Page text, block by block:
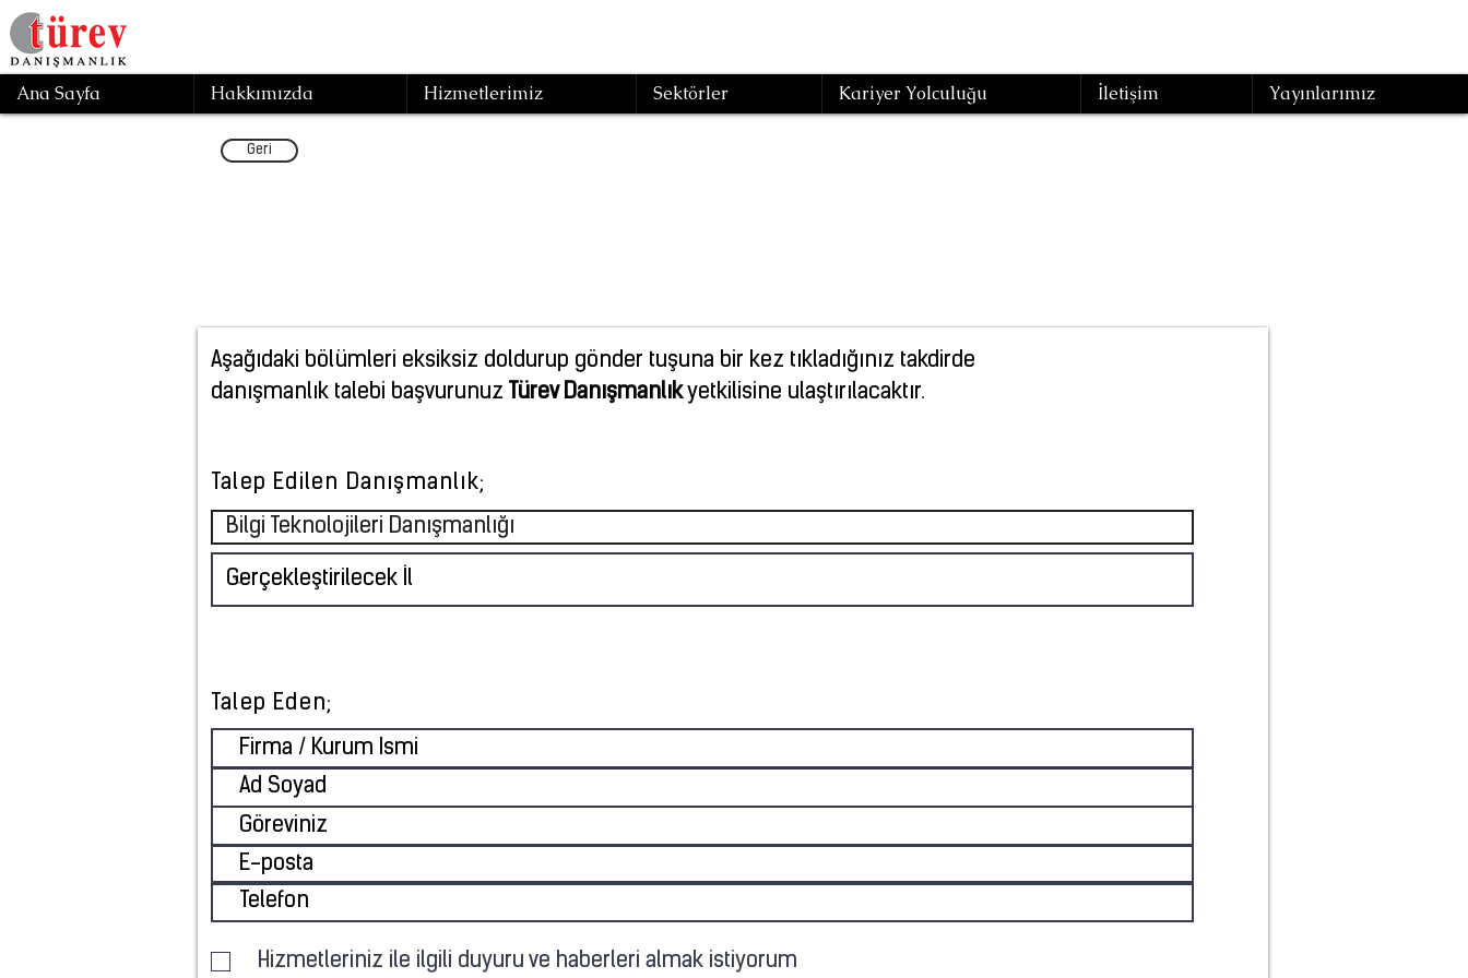
Ana Sayfa Hakkımızda Hizmetlerimiz Sektörler Kariyer Yolculuğu İletişim Yayınlarımız
Aşağıdaki bölümleri eksiksiz doldurup gönder tuşuna bir kez tıkladığınız takdirde
danışmanlık talebi başvurunuz Türev Danışmanlıkyetkilisine ulaştırılacaktır.
Talep Edilen Danışmanlık;
Bilgi Teknolojileri Danışmanlığı
Talep Eden;
Hizmetleriniz ile ilgili duyuru ve haberleri almak istiyorum
Geri